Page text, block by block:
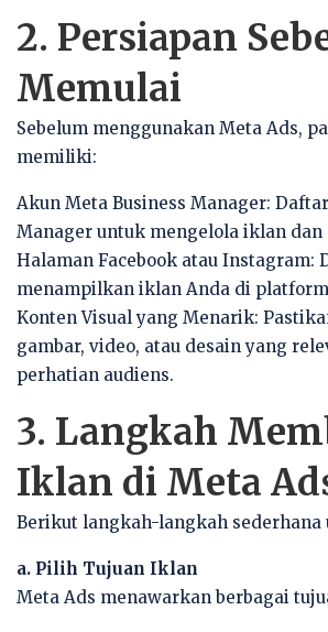
2. Persiapan
Memulai
Sebelum menggunakan Meta Ads,
memiliki:
Akun Meta Business Manager:
Manager untuk mengelola iklan dan
Halaman Facebook atau Instagram:
menampilkan iklan Anda di
Konten Visual yang Menarik:
gambar, video, atau desain yang
perhatian audiens.
3. Langkah
Iklan di Meta
Berikut langkah-langkah sederhana
a. Pilih Tujuan Iklan
Meta Ads menawarkan berbagai